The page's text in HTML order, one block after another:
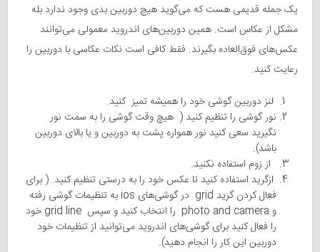
یک جمله قدیمی هست که می‌گوید هیچ دوربین بدی وجود ندارد بله
مشکل از عکاس است. همین دوربین‌های اندروید معمولی می‌توانند
عکس‌های فوق‌العاده بگیرند. فقط کافی است نکات عکاسی با دوربین را
رعایت کنید.
لنز دوربین گوشی خود را همیشه تمیز کنید.
نور گوشی را تنظیم کنید ( هیچ وقت گوشی را به سمت نور
نگیرید سعی کنید نور همواره پشت به دوربین و یا بالای دوربین
باشد).
از زوم استفاده نکنید.
ازگرید استفاده کنید تا عکس خود را به درستی تنظیم کنید. ( برای
فعال کردن گرید grid در گوشی‌های ios به تنظیمات گوشی رفته
و photo and camera را انتخاب کنید و سپس grid line خود
را فعال کنید برای گوشی‌های اندروید می‌توانید از تنظیمات خود
دوربین این کار را انجام دهید).